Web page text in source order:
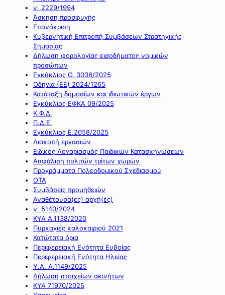
ν. 2229/1994
Άσκηση προσφυγής
Επανάκριση
Κυβερνητική Επιτροπή Συμβάσεων Στρατηγικής
Σημασίας
Δήλωση φορολογίας εισοδήματος νομικών
προσώπων
Εγκύκλιος Ο. 3036/2025
Οδηγία (ΕΕ) 2024/1265
Κατάταξη δημοσίων και ιδιωτικών έργων
Εγκύκλιος ΕΦΚΑ 09/2025
Κ.Φ.Δ.
Π.Δ.Ε.
Εγκύκλιος Ε.2058/2025
Διακοπή εργασιών
Ειδικός Λογαριασμός Παιδικών Κατασκηνώσεων
Ασφάλιση πολιτών τρίτων χωρών
Προγράμματα Πολεοδομικού Σχεδιασμού
ΟΤΑ
Συμβάσεις προμηθειών
Αναθέτουσα(ες) αρχή(ές)
ν. 5140/2024
ΚΥΑ Α.1138/2020
Πυρκαγιές καλοκαιριού 2021
Κατώτατα όρια
Περιφερειακή Ενότητα Ευβοίας
Περιφερειακή Ενότητα Ηλείας
Υ.Α. Α.1149/2025
Δήλωση στοιχείων ακινήτων
ΚΥΑ 71970/2025